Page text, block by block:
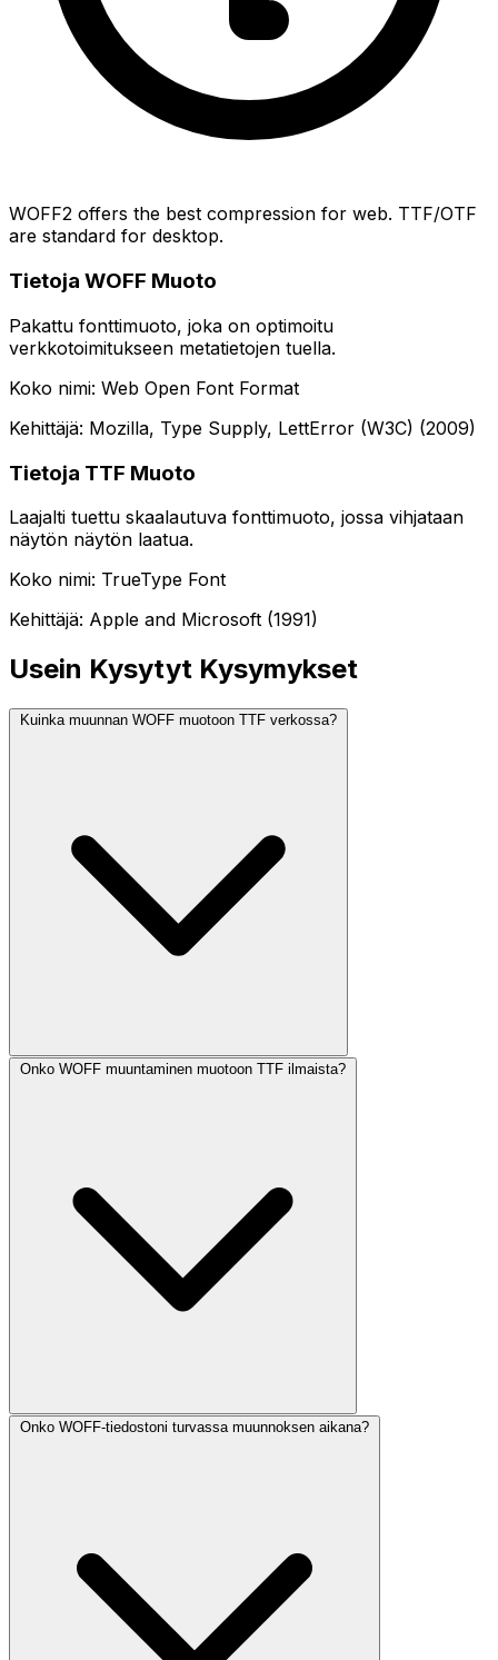
WOFF2 offers the best compression for web. TTF/OTF
are standard for desktop.
Tietoja WOFF Muoto
Pakattu fonttimuoto, joka on optimoitu
verkkotoimitukseen metatietojen tuella.
Koko nimi: Web Open Font Format
Kehittäjä: Mozilla, Type Supply, LettError (W3C) (2009)
Tietoja TTF Muoto
Laajalti tuettu skaalautuva fonttimuoto, jossa vihjataan
näytön näytön laatua.
Koko nimi: TrueType Font
Kehittäjä: Apple and Microsoft (1991)
Usein Kysytyt Kysymykset
Kuinka muunnan WOFF muotoon TTF verkossa?
Onko WOFF muuntaminen muotoon TTF ilmaista?
Onko WOFF-tiedostoni turvassa muunnoksen aikana?